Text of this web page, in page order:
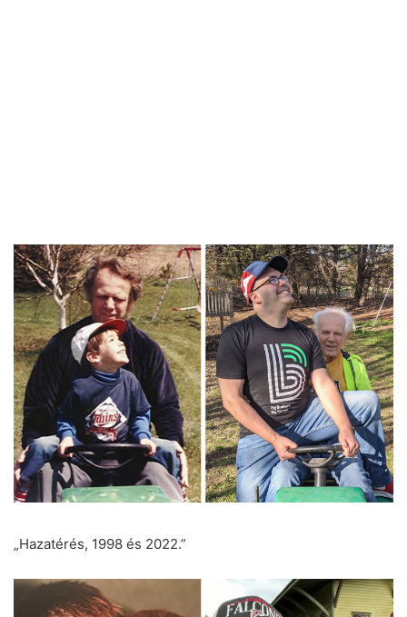
„Hazatérés, 1998 és 2022.”